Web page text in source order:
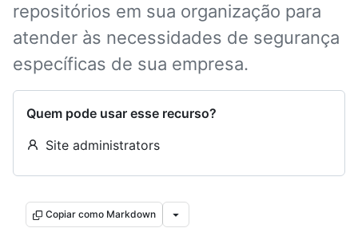
repositórios em sua organização para
atender às necessidades de segurança
específicas de sua empresa.
Quem pode usar esse recurso?
Site administrators
Copiar como Markdown